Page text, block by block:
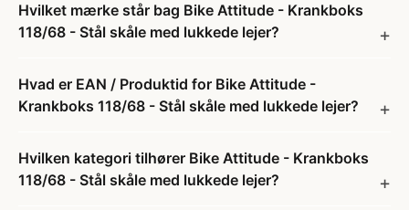
Hvilket mærke står bag Bike Attitude - Krankboks
118/68 - Stål skåle med lukkede lejer?
Hvad er EAN / Produktid for Bike Attitude -
Krankboks 118/68 - Stål skåle med lukkede lejer?
Hvilken kategori tilhører Bike Attitude - Krankboks
118/68 - Stål skåle med lukkede lejer?